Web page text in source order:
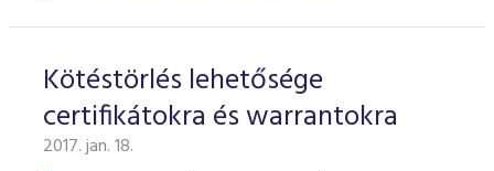
Kötéstörlés lehetősége
certifikátokra és warrantokra
2017. jan. 18.